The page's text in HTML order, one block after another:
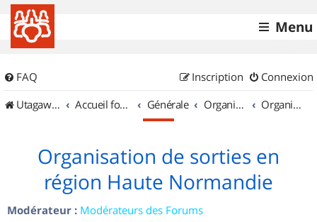
Menu
FAQ Connexion
Inscription
UtagawaVTT (Randos VTT et VTTAE avec traces GPS)
Accueil forum Générale Organisation de sorties & Recherche de partenaires Organisation de sorties en région Haute Normandie
Organisation de sorties en
région Haute Normandie
Modérateur : Modérateurs des Forums